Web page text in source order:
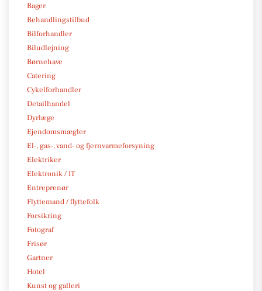
Bager
Behandlingstilbud
Bilforhandler
Biludlejning
Børnehave
Catering
Cykelforhandler
Detailhandel
Dyrlæge
Ejendomsmægler
El-, gas-, vand- og fjernvarmeforsyning
Elektriker
Elektronik / IT
Entreprenør
Flyttemand / flyttefolk
Forsikring
Fotograf
Frisør
Gartner
Hotel
Kunst og galleri